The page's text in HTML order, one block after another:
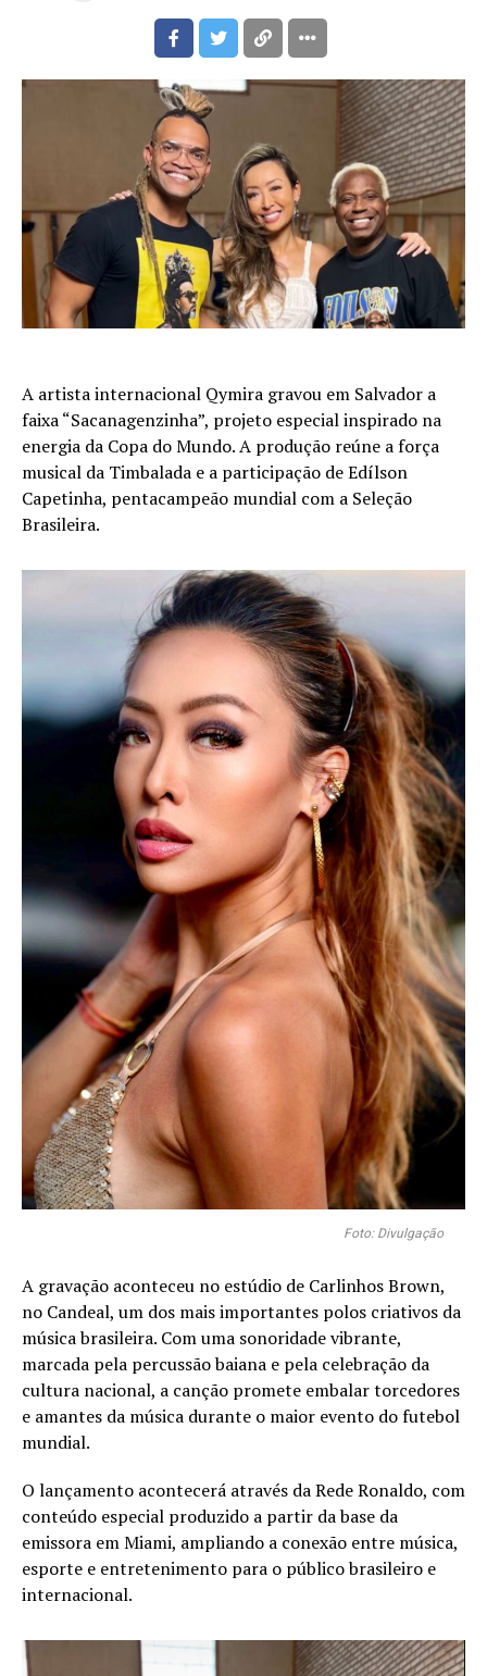
A artista internacional Qymira gravou em Salvador a
faixa “Sacanagenzinha”, projeto especial inspirado na
energia da Copa do Mundo. A produção reúne a força
musical da Timbalada e a participação de Edílson
Capetinha, pentacampeão mundial com a Seleção
Brasileira.
Foto: Divulgação
A gravação aconteceu no estúdio de Carlinhos Brown,
no Candeal, um dos mais importantes polos criativos da
música brasileira. Com uma sonoridade vibrante,
marcada pela percussão baiana e pela celebração da
cultura nacional, a canção promete embalar torcedores
e amantes da música durante o maior evento do futebol
mundial.
O lançamento acontecerá através da Rede Ronaldo, com
conteúdo especial produzido a partir da base da
emissora em Miami, ampliando a conexão entre música,
esporte e entretenimento para o público brasileiro e
internacional.